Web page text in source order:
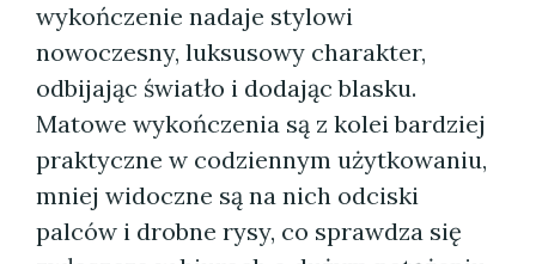
wykończenie nadaje stylowi
nowoczesny, luksusowy charakter,
odbijając światło i dodając blasku.
Matowe wykończenia są z kolei bardziej
praktyczne w codziennym użytkowaniu,
mniej widoczne są na nich odciski
palców i drobne rysy, co sprawdza się